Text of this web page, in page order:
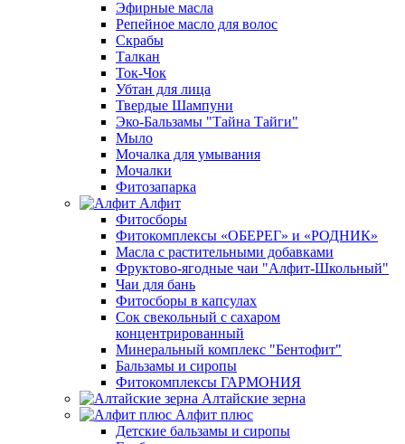
Эфирные масла
Репейное масло для волос
Скрабы
Талкан
Ток-Чок
Убтан для лица
Твердые Шампуни
Эко-Бальзамы "Тайна Тайги"
Мыло
Мочалка для умывания
Мочалки
Фитозапарка
Алфит
Фитосборы
Фитокомплексы «ОБЕРЕГ» и «РОДНИК»
Масла с растительными добавками
Фруктово-ягодные чаи "Алфит-Школьный"
Чаи для бань
Фитосборы в капсулах
Сок свекольный с сахаром
концентрированный
Минеральный комплекс "Бентофит"
Бальзамы и сиропы
Фитокомплексы ГАРМОНИЯ
Алтайские зерна
Алфит плюс
Детские бальзамы и сиропы